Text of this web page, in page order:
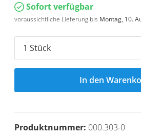
Sofort verfügbar
voraussichtliche Lieferung bis Montag, 10.
In den
Produktnummer: 000.303-0